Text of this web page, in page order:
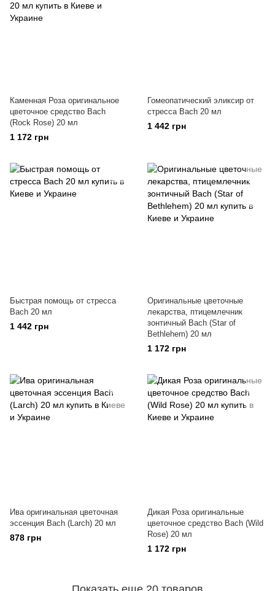
Каменная Роза оригинальное
цветочное средство Bach
(Rock Rose) 20 мл
1 172 грн
Гомеопатический эликсир от
стресса Bach 20 мл
1 442 грн
Быстрая помощь от стресса
Bach 20 мл
1 442 грн
Оригинальные цветочные
лекарства, птицемлечник
зонтичный Bach (Star of
Bethlehem) 20 мл
1 172 грн
Ива оригинальная цветочная
эссенция Bach (Larch) 20 мл
878 грн
Дикая Роза оригинальные
цветочное средство Bach (Wild
Rose) 20 мл
1 172 грн